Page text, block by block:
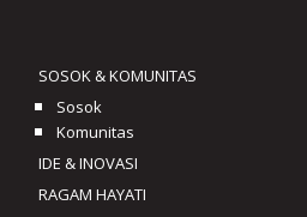
SOSOK & KOMUNITAS
Sosok
Komunitas
IDE & INOVASI
RAGAM HAYATI